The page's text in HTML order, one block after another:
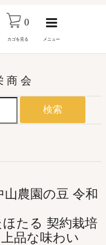
0
カゴを見る メニュー
商 会
検索
農園の豆 令和
たる 契約栽培
品な味わい